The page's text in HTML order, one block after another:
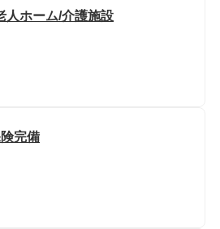
人ホーム/介護施設
完備